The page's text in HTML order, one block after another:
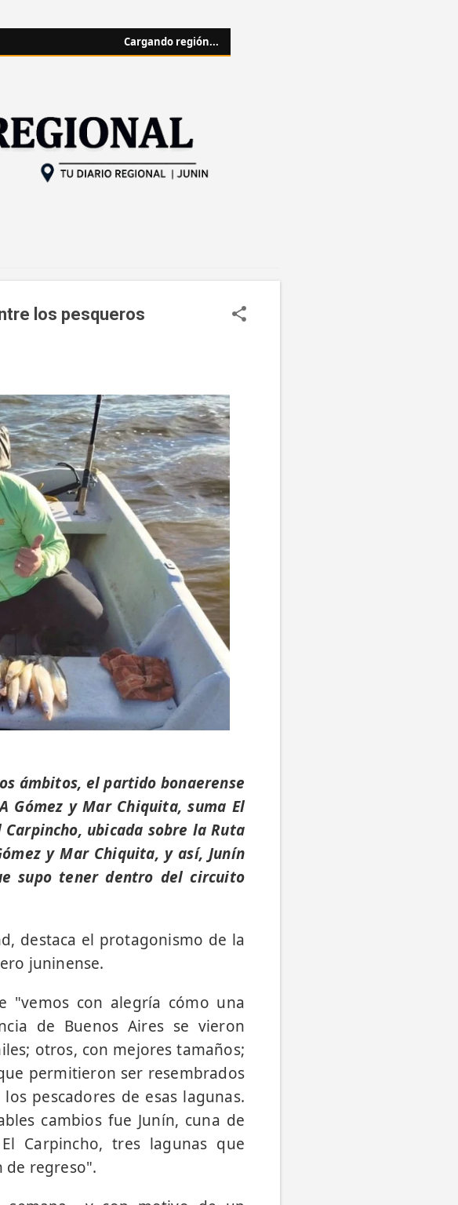
Cargando región...
los pesqueros
ámbitos, el partido bonaerense
Gómez y Mar Chiquita, suma El
ubicada sobre la Ruta
y Mar Chiquita, y así, Junín
supo tener dentro del circuito
destaca el protagonismo de la
juninense.
"vemos con alegría cómo una
de Buenos Aires se vieron
otros, con mejores tamaños;
permitieron ser resembrados
pescadores de esas lagunas.
cambios fue Junín, cuna de
Carpincho, tres lagunas que
de regreso".